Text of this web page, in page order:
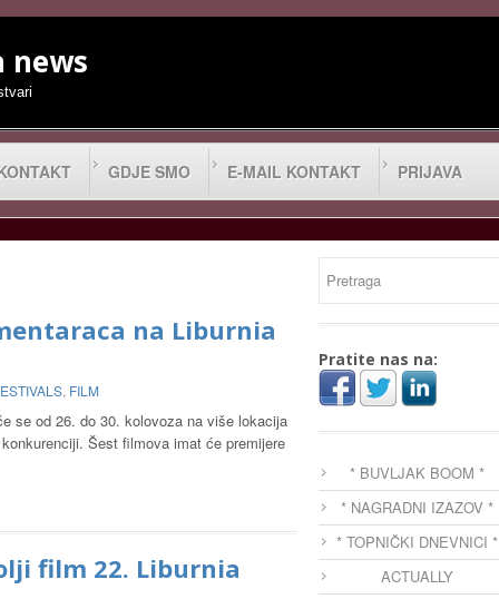
news
GDJE SMO E-MAIL KONTAKT PRIJAVA
na Liburnia
, FILM
se od 26. do 30. kolovoza na više lokacija
Šest filmova imat će premijere
film 22. Liburnia
Pratite nas na:
* BUVLJAK BOOM *
* NAGRADNI IZAZOV *
* TOPNIČKI DNEVNICI *
ACTUALLY